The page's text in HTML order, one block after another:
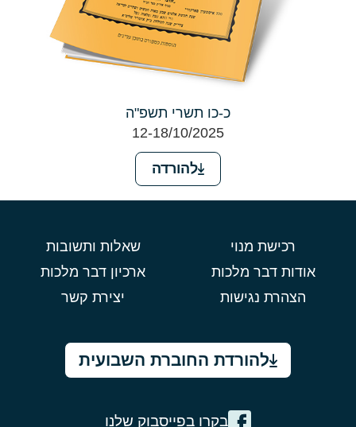
כ-כו תשרי תשפ"ה
12-18/10/2025
להורדה
רכישת מנוי
שאלות ותשובות
אודות דבר מלכות
ארכיון דבר מלכות
הצהרת נגישות
יצירת קשר
להורדת החוברת השבועית
בקרו בפייסבוק שלנו